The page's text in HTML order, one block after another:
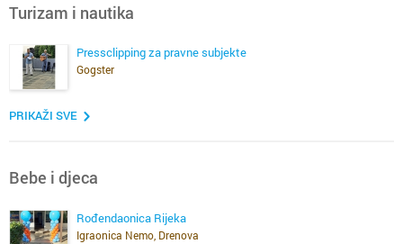
Turizam i nautika
Pressclipping za pravne subjekte
Gogster
PRIKAŽI SVE
Bebe i djeca
Rođendaonica Rijeka
Igraonica Nemo, Drenova